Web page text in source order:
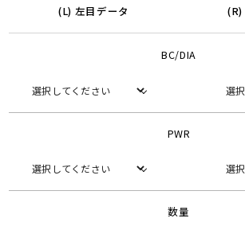
(L) 左目データ (R)
BC/DIA
PWR
数量